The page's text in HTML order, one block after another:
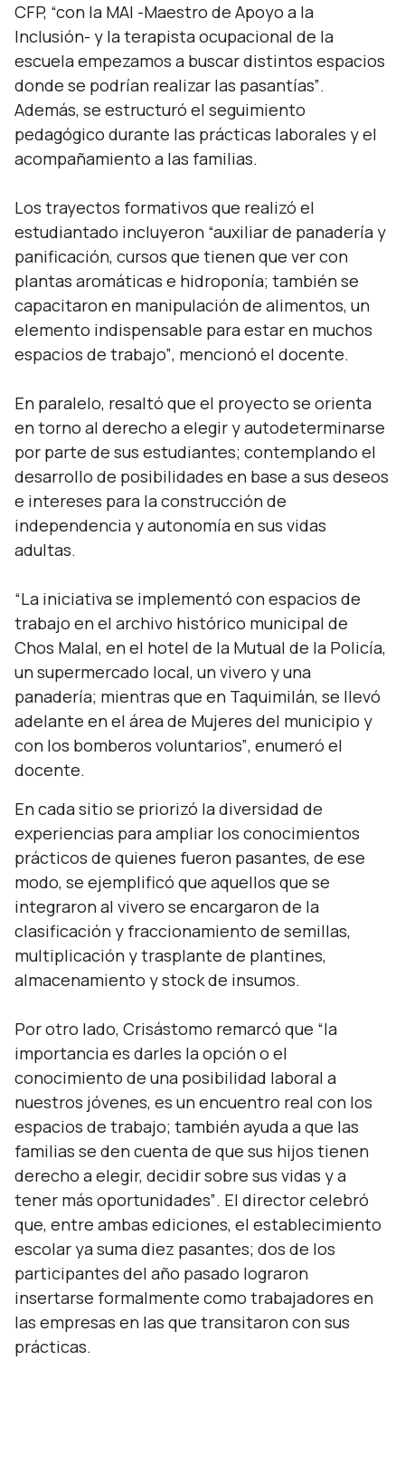
CFP, “con la MAI -Maestro de Apoyo a la
Inclusión- y la terapista ocupacional de la
escuela empezamos a buscar distintos espacios
donde se podrían realizar las pasantías”.
Además, se estructuró el seguimiento
pedagógico durante las prácticas laborales y el
acompañamiento a las familias.
Los trayectos formativos que realizó el
estudiantado incluyeron “auxiliar de panadería y
panificación, cursos que tienen que ver con
plantas aromáticas e hidroponía; también se
capacitaron en manipulación de alimentos, un
elemento indispensable para estar en muchos
espacios de trabajo”, mencionó el docente.
En paralelo, resaltó que el proyecto se orienta
en torno al derecho a elegir y autodeterminarse
por parte de sus estudiantes; contemplando el
desarrollo de posibilidades en base a sus deseos
e intereses para la construcción de
independencia y autonomía en sus vidas
adultas.
“La iniciativa se implementó con espacios de
trabajo en el archivo histórico municipal de
Chos Malal, en el hotel de la Mutual de la Policía,
un supermercado local, un vivero y una
panadería; mientras que en Taquimilán, se llevó
adelante en el área de Mujeres del municipio y
con los bomberos voluntarios”, enumeró el
docente.
En cada sitio se priorizó la diversidad de
experiencias para ampliar los conocimientos
prácticos de quienes fueron pasantes, de ese
modo, se ejemplificó que aquellos que se
integraron al vivero se encargaron de la
clasificación y fraccionamiento de semillas,
multiplicación y trasplante de plantines,
almacenamiento y stock de insumos.
Por otro lado, Crisástomo remarcó que “la
importancia es darles la opción o el
conocimiento de una posibilidad laboral a
nuestros jóvenes, es un encuentro real con los
espacios de trabajo; también ayuda a que las
familias se den cuenta de que sus hijos tienen
derecho a elegir, decidir sobre sus vidas y a
tener más oportunidades”. El director celebró
que, entre ambas ediciones, el establecimiento
escolar ya suma diez pasantes; dos de los
participantes del año pasado lograron
insertarse formalmente como trabajadores en
las empresas en las que transitaron con sus
prácticas.